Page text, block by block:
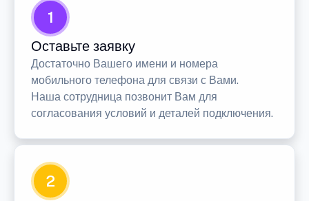
1
Оставьте заявку
Достаточно Вашего имени и номера
мобильного телефона для связи с Вами.
Наша сотрудница позвонит Вам для
согласования условий и деталей подключения.
2